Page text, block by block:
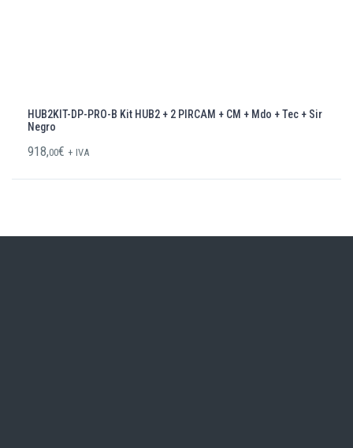
HUB2KIT-DP-PRO-B Kit HUB2 + 2 PIRCAM + CM + Mdo + Tec + Sir
Negro
918,00€ + IVA